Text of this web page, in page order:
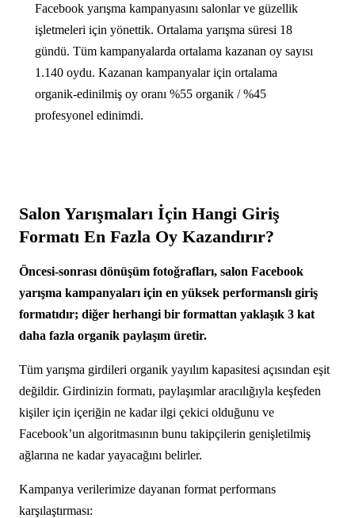
Facebook yarışma kampanyasını salonlar ve güzellik
işletmeleri için yönettik. Ortalama yarışma süresi 18
gündü. Tüm kampanyalarda ortalama kazanan oy sayısı
1.140 oydu. Kazanan kampanyalar için ortalama
organik-edinilmiş oy oranı %55 organik / %45
profesyonel edinimdi.
Salon Yarışmaları İçin Hangi Giriş
Formatı En Fazla Oy Kazandırır?
Öncesi-sonrası dönüşüm fotoğrafları, salon Facebook
yarışma kampanyaları için en yüksek performanslı giriş
formatıdır; diğer herhangi bir formattan yaklaşık 3 kat
daha fazla organik paylaşım üretir.
Tüm yarışma girdileri organik yayılım kapasitesi açısından eşit
değildir. Girdinizin formatı, paylaşımlar aracılığıyla keşfeden
kişiler için içeriğin ne kadar ilgi çekici olduğunu ve
Facebook’un algoritmasının bunu takipçilerin genişletilmiş
ağlarına ne kadar yayacağını belirler.
Kampanya verilerimize dayanan format performans
karşılaştırması: